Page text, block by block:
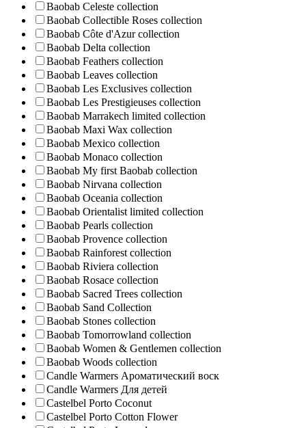
Baobab Celeste collection
Baobab Collectible Roses collection
Baobab Côte d'Azur collection
Baobab Delta collection
Baobab Feathers collection
Baobab Leaves collection
Baobab Les Exclusives collection
Baobab Les Prestigieuses collection
Baobab Marrakech limited collection
Baobab Maxi Wax collection
Baobab Mexico collection
Baobab Monaco collection
Baobab My first Baobab collection
Baobab Nirvana collection
Baobab Oceania collection
Baobab Orientalist limited collection
Baobab Pearls collection
Baobab Provence collection
Baobab Rainforest collection
Baobab Riviera collection
Baobab Rosace collection
Baobab Sacred Trees collection
Baobab Sand Collection
Baobab Stones collection
Baobab Tomorrowland collection
Baobab Women & Gentlemen collection
Baobab Woods collection
Candle Warmers Ароматический воск
Candle Warmers Для детей
Castelbel Porto Coconut
Castelbel Porto Cotton Flower